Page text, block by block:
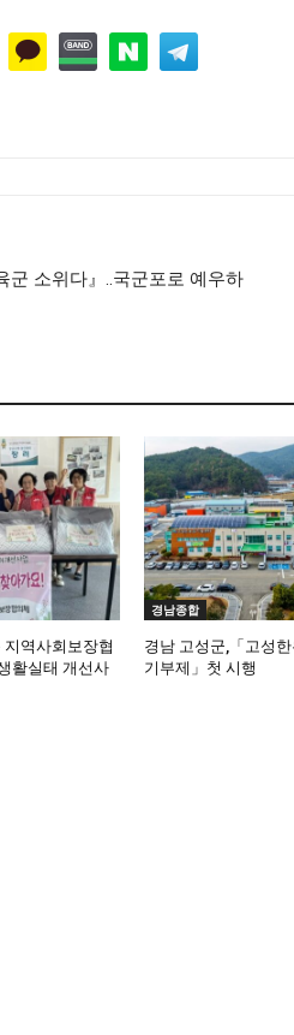
군 소위다』..국군포로 예우하
역사회보장협
활실태 개선사
경남종합
경남 고성군,「고성
기부제」첫 시행